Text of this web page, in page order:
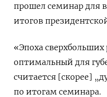
прошел семинар для
итогов
«Эпоха
оптимальный для
считается [скорее]
по итогам семинара.